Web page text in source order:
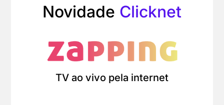
Novidade Clicknet
TV ao vivo pela internet